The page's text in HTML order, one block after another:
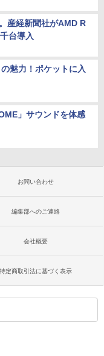
産経新聞社がAMD R
台導入
魅力！ポケットに入
」サウンドを体感
お問い合わせ
編集部へのご連絡
会社概要
特定商取引法に基づく表示